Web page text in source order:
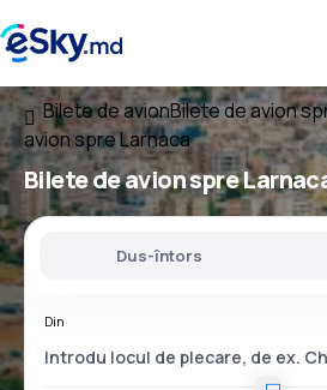
Bilete de avionBilete de avion
avion spre Larnaca
Bilete de avion spre
Dus-întors
Din